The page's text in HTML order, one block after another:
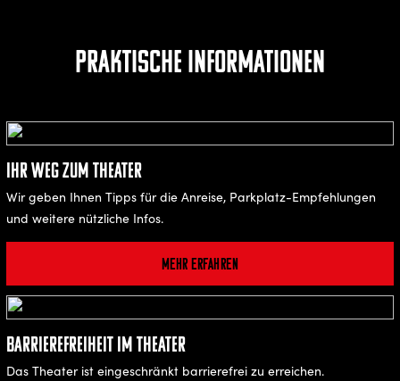
Praktische Informationen
Ihr Weg zum Theater
Wir geben Ihnen Tipps für die Anreise, Parkplatz-Empfehlungen
und weitere nützliche Infos.
Mehr erfahren
Barrierefreiheit im Theater
Das Theater ist eingeschränkt barrierefrei zu erreichen.